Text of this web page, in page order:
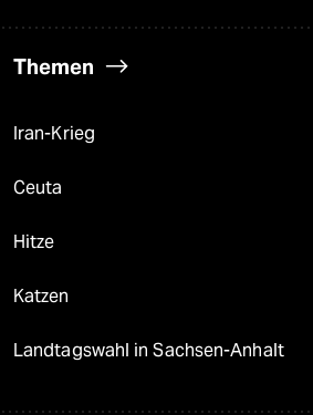
Themen
Iran-Krieg
Ceuta
Hitze
Katzen
Landtagswahl in Sachsen-Anhalt